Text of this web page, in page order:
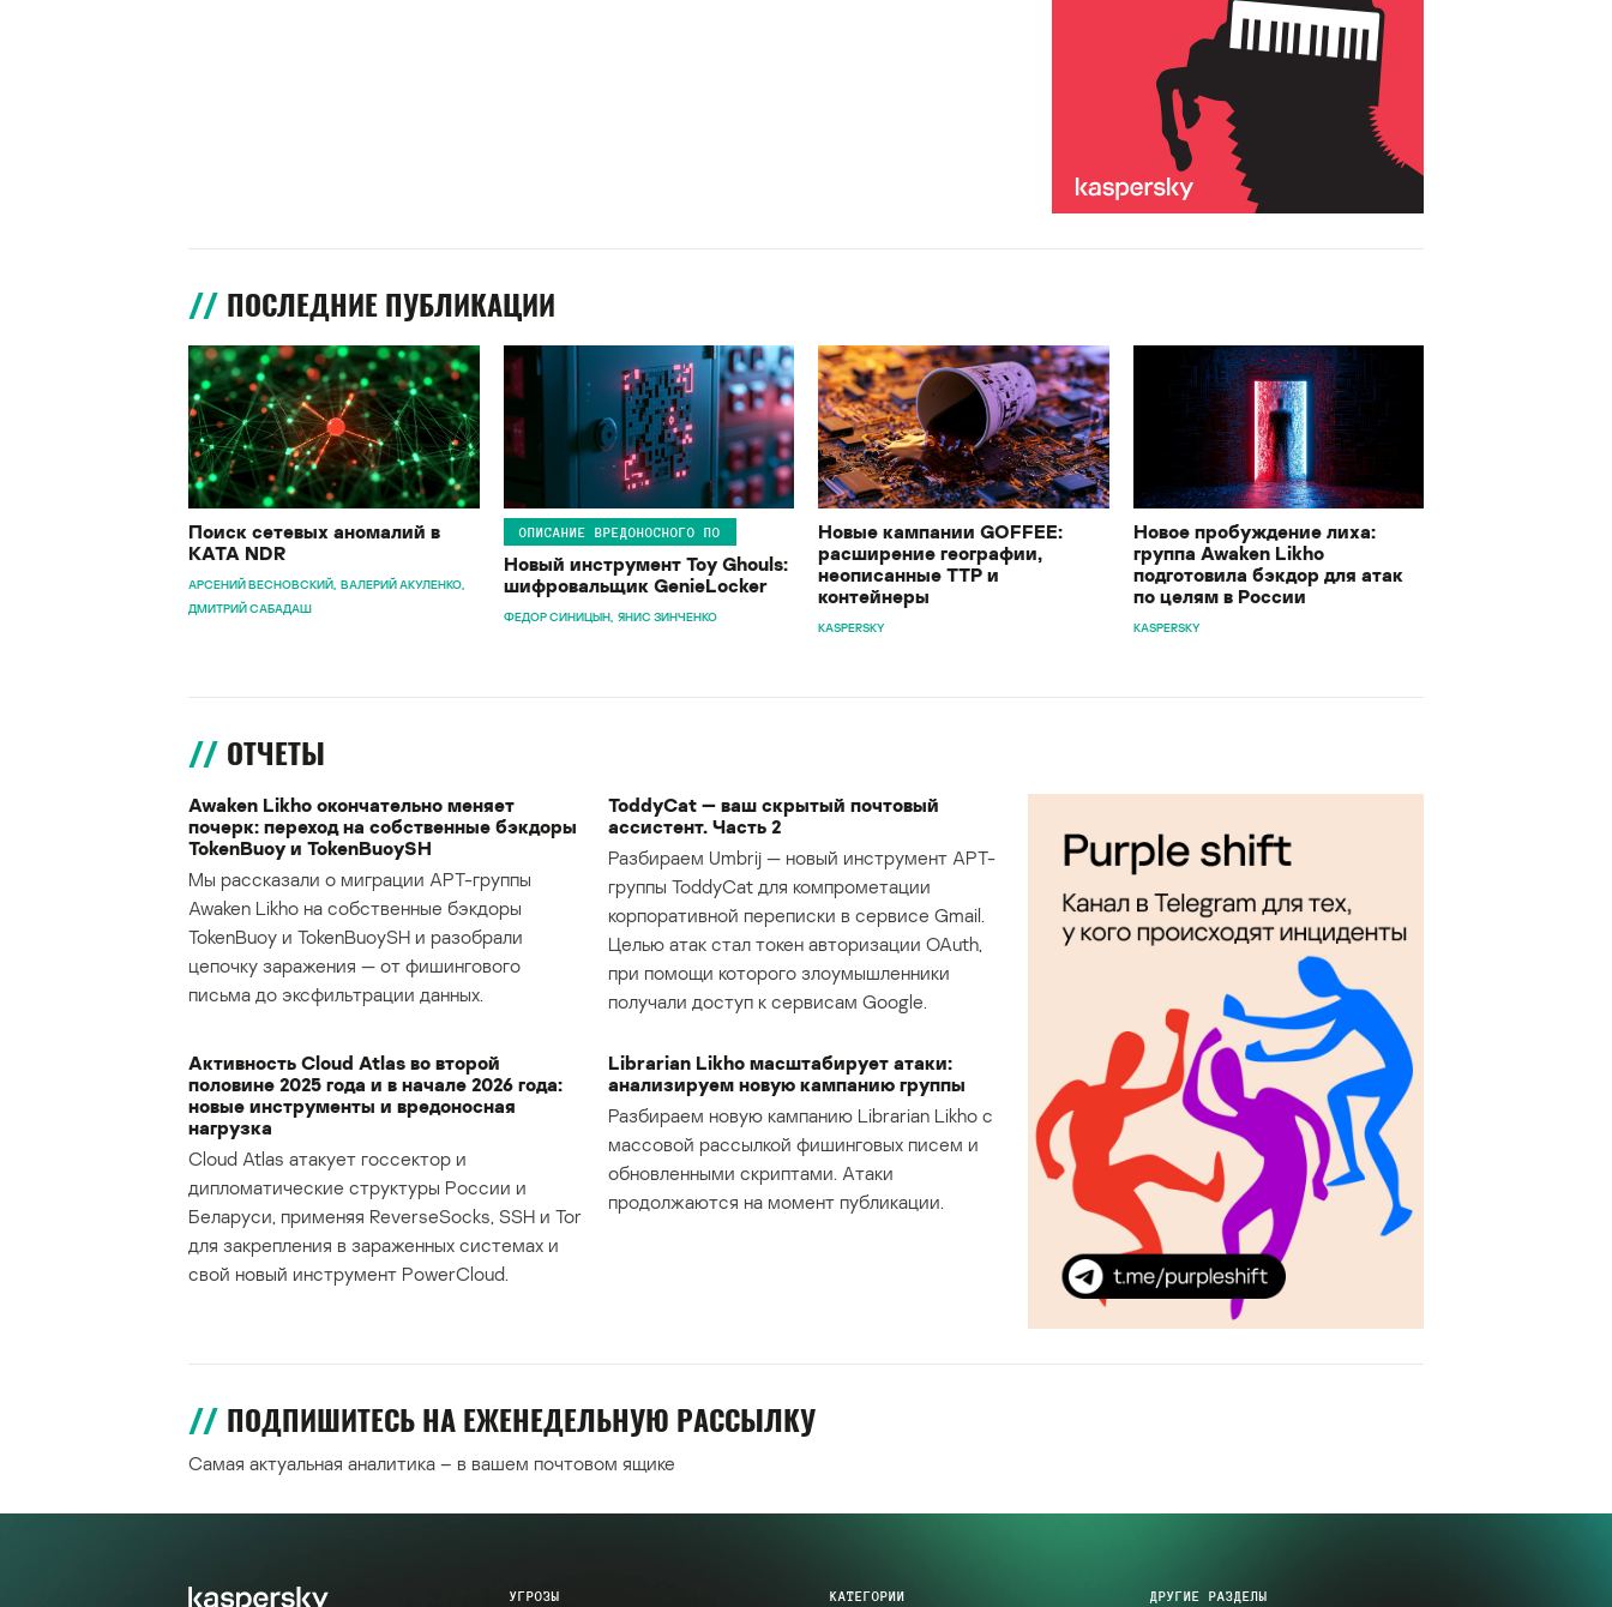
ПОСЛЕДНИЕ ПУБЛИКАЦИИ
Поиск сетевых аномалий в
KATA NDR
АРСЕНИЙ ВЕСНОВСКИЙ ВАЛЕРИЙ АКУЛЕНКО
ДМИТРИЙ САБАДАШ
ОПИСАНИЕ ВРЕДОНОСНОГО ПО
Новый инструмент Toy Ghouls:
шифровальщик GenieLocker
ФЕДОР СИНИЦЫН ЯНИС ЗИНЧЕНКО
Новые кампании GOFFEE:
расширение географии,
неописанные TTP и
контейнеры
KASPERSKY
Новое пробуждение лиха:
группа Awaken Likho
подготовила бэкдор для атак
по целям в России
KASPERSKY
ОТЧЕТЫ
Awaken Likho окончательно меняет
почерк: переход на собственные бэкдоры
TokenBuoy и TokenBuoySH
Мы рассказали о миграции APT-группы
Awaken Likho на собственные бэкдоры
TokenBuoy и TokenBuoySH и разобрали
цепочку заражения — от фишингового
письма до эксфильтрации данных.
ToddyCat — ваш скрытый почтовый
ассистент. Часть 2
Разбираем Umbrij — новый инструмент APT-
группы ToddyCat для компрометации
корпоративной переписки в сервисе Gmail.
Целью атак стал токен авторизации OAuth,
при помощи которого злоумышленники
получали доступ к сервисам Google.
Активность Cloud Atlas во второй
половине 2025 года и в начале 2026 года:
новые инструменты и вредоносная
нагрузка
Cloud Atlas атакует госсектор и
дипломатические структуры России и
Беларуси, применяя ReverseSocks, SSH и Tor
для закрепления в зараженных системах и
свой новый инструмент PowerCloud.
Librarian Likho масштабирует атаки:
анализируем новую кампанию группы
Разбираем новую кампанию Librarian Likho с
массовой рассылкой фишинговых писем и
обновленными скриптами. Атаки
продолжаются на момент публикации.
ПОДПИШИТЕСЬ НА ЕЖЕНЕДЕЛЬНУЮ РАССЫЛКУ
Самая актуальная аналитика – в вашем почтовом ящике
УГРОЗЫ КАТЕГОРИИ ДРУГИЕ РАЗДЕЛЫ